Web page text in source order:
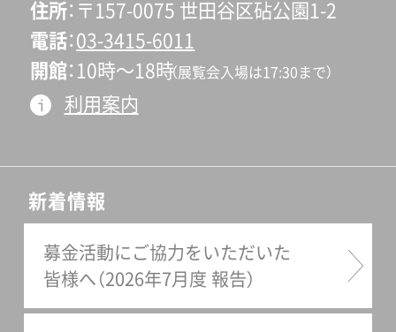
住所 〒157-0075 世田谷区砧公園1-2
電話 03-3415-6011
開館 10時〜18時（展覧会入場は17:30まで）
利用案内
新着情報
募金活動にご協力をいただいた
皆様へ（2026年7月度 報告）